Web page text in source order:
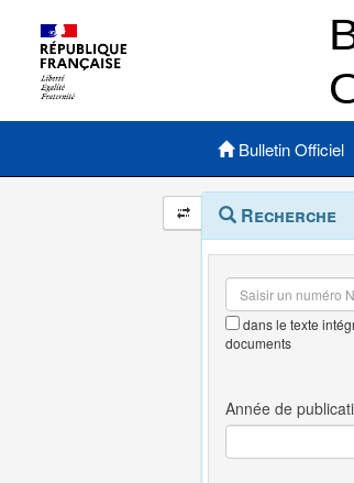
Menu principal
Bulletin Officiel
Navigation
et
outils
annexes
Menu
contextuel
Recherche
dans le texte
documents